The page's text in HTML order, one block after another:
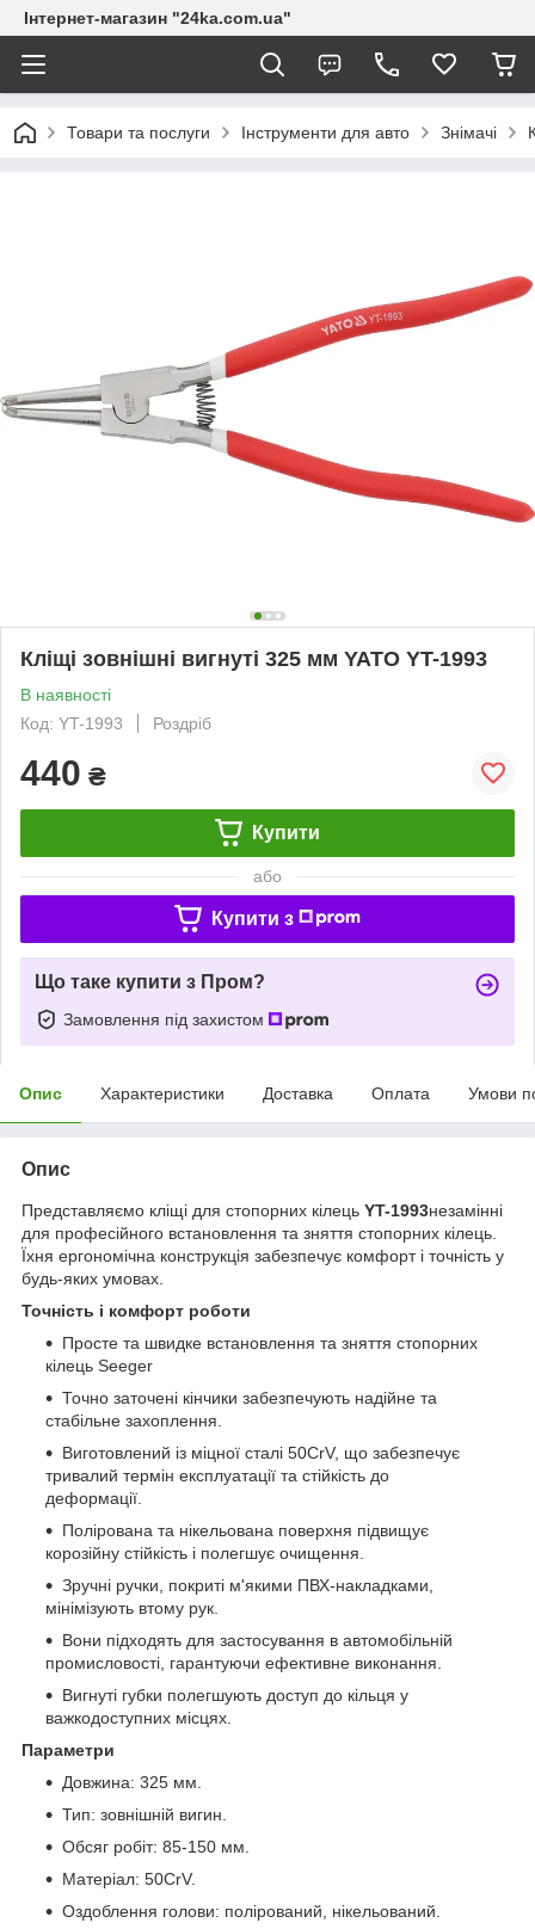
Інтернет-магазин "24ka.com.ua"
Товари та послуги Інструменти для авто Знімачі
Кліщі зовнішні вигнуті 325 мм YATO YT-1993
В наявності
Код: YT-1993
Роздріб
440 ₴
Купити
або
Купити з
Що таке купити з Пром?
Замовлення під захистом
Опис Характеристики Доставка Оплата Умови
Опис
Представляємо кліщі для стопорних кілець YT-1993незамінні
для професійного встановлення та зняття стопорних кілець.
Їхня ергономічна конструкція забезпечує комфорт і точність у
будь-яких умовах.
Точність і комфорт роботи
Просте та швидке встановлення та зняття стопорних
кілець Seeger
Точно заточені кінчики забезпечують надійне та
стабільне захоплення.
Виготовлений із міцної сталі 50CrV, що забезпечує
тривалий термін експлуатації та стійкість до
деформації.
Полірована та нікельована поверхня підвищує
корозійну стійкість і полегшує очищення.
Зручні ручки, покриті м'якими ПВХ-накладками,
мінімізують втому рук.
Вони підходять для застосування в автомобільній
промисловості, гарантуючи ефективне виконання.
Вигнуті губки полегшують доступ до кільця у
важкодоступних місцях.
Параметри
Довжина: 325 мм.
Тип: зовнішній вигин.
Обсяг робіт: 85-150 мм.
Матеріал: 50CrV.
Оздоблення голови: полірований, нікельований.